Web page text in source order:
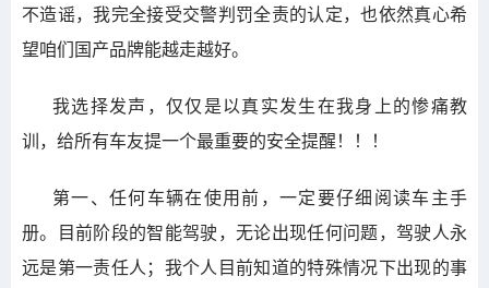
不造谣，我完全接受交警判罚全责的认定，也依然真心希
望咱们国产品牌能越走越好。
我选择发声，仅仅是以真实发生在我身上的惨痛教
训，给所有车友提一个最重要的安全提醒！！！
第一、任何车辆在使用前，一定要仔细阅读车主手
册。目前阶段的智能驾驶，无论出现任何问题，驾驶人永
远是第一责任人；我个人目前知道的特殊情况下出现的事